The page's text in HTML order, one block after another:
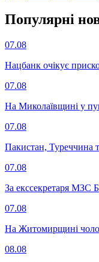
Популярнi
07.08
Нацбанк очікує
07.08
На Миколаївщині у
07.08
Пакистан, Туреччина
07.08
За екссекретаря МЗС
07.08
На Житомирщині
08.08